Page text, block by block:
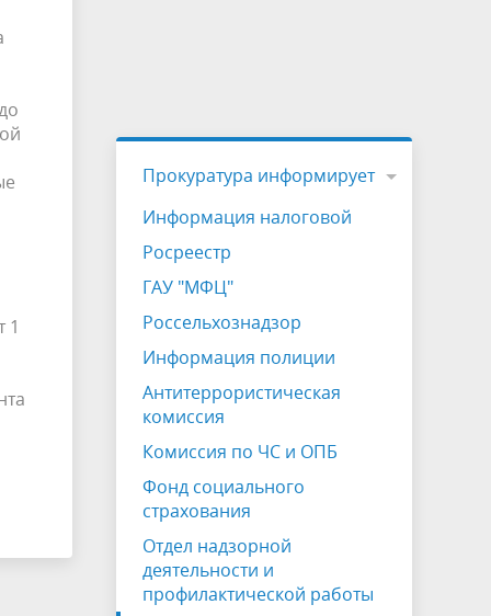
1
Прокуратура информирует
Информация налоговой
Росреестр
ГАУ "МФЦ"
Россельхознадзор
Информация полиции
Антитеррористическая
комиссия
Комиссия по ЧС и ОПБ
Фонд социального
страхования
Отдел надзорной
деятельности и
профилактической работы